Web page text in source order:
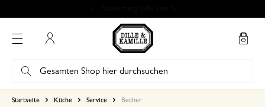
Startseite Küche Service Becher